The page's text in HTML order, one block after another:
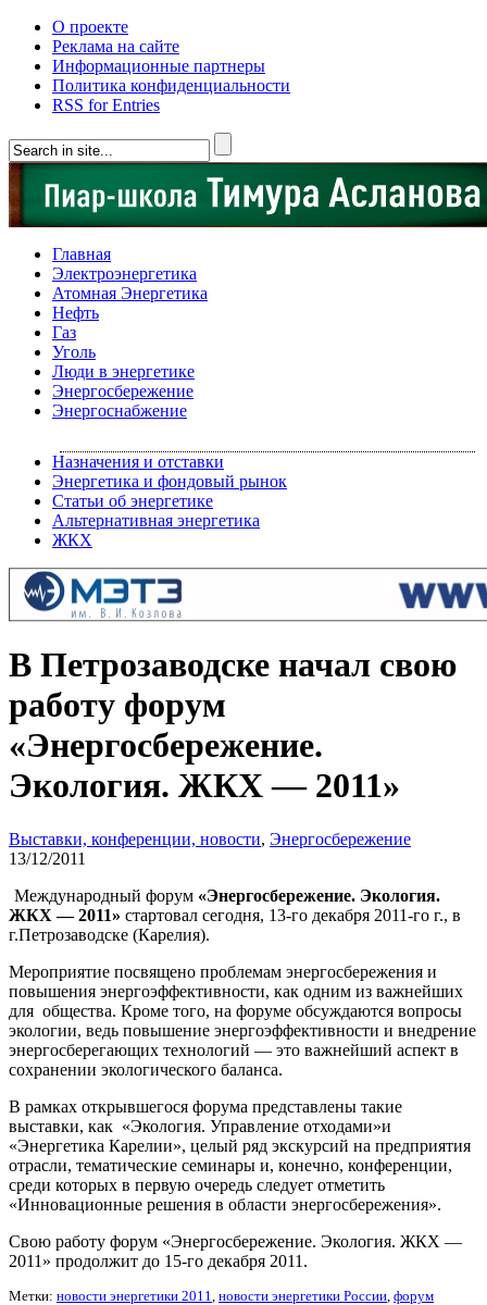
О проекте
Реклама на сайте
Информационные партнеры
Политика конфиденциальности
RSS for Entries
Главная
Электроэнергетика
Атомная Энергетика
Нефть
Газ
Уголь
Люди в энергетике
Энергосбережение
Энергоснабжение
Назначения и отставки
Энергетика и фондовый рынок
Статьи об энергетике
Альтернативная энергетика
ЖКХ
В Петрозаводске начал свою
работу форум
«Энергосбережение.
Экология. ЖКХ — 2011»
Выставки, конференции, новости, Энергосбережение
13/12/2011
Международный форум «Энергосбережение. Экология.
ЖКХ — 2011» стартовал сегодня, 13-го декабря 2011-го г., в
г.Петрозаводске (Карелия).
Мероприятие посвящено проблемам энергосбережения и
повышения энергоэффективности, как одним из важнейших
для общества. Кроме того, на форуме обсуждаются вопросы
экологии, ведь повышение энергоэффективности и внедрение
энергосберегающих технологий — это важнейший аспект в
сохранении экологического баланса.
В рамках открывшегося форума представлены такие
выставки, как «Экология. Управление отходами»и
«Энергетика Карелии», целый ряд экскурсий на предприятия
отрасли, тематические семинары и, конечно, конференции,
среди которых в первую очередь следует отметить
«Инновационные решения в области энергосбережения».
Свою работу форум «Энергосбережение. Экология. ЖКХ —
2011» продолжит до 15-го декабря 2011.
Метки: новости энергетики 2011, новости энергетики России, форум